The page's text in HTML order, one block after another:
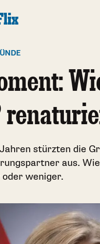
stürzten die
aus.
weniger.